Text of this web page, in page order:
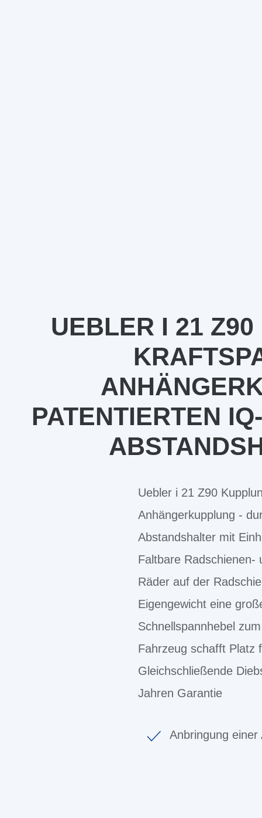
UEBLER I 21
PATENTIERTEN
Uebler i 21 Z90
Anhängerkupplung -
Abstandshalter mit
Faltbare Radschienen-
Räder auf der
Eigengewicht eine
Schnellspannhebel
Fahrzeug schafft Platz
Gleichschließende
Jahren Garantie
Anbringung